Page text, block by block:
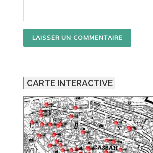
CARTE INTERACTIVE